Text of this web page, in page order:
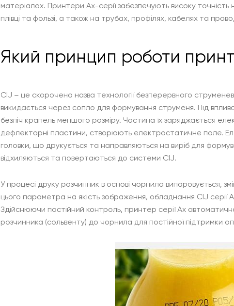
матеріалах. Принтери Ax-серії забезпечують високу
плівці та фользі, а також на трубах, профілях, кабелях та
Який принцип роботи
CIJ – це скорочена назва технології безперервного
викидається через сопло для формування струменя. Під
безліч крапель меншого розміру. Частина їх заряджається
дефлекторні пластини, створюють електростатичне поле.
головки, що друкується та направляються на виріб для
відхиляються та повертаються до системи CIJ.
У процесі друку розчинник в основі чорнила випаровується,
цього параметра на якість зображення, обладнання CIJ серії
Здійснюючи постійний контроль, принтер серії Ax
розчинника (сольвенту) до чорнила для постійної підтримки